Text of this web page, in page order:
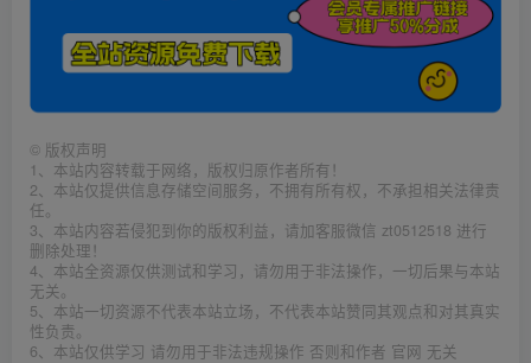
© 版权声明
1、本站内容转载于网络，版权归原作者所有！
2、本站仅提供信息存储空间服务，不拥有所有权，不承担相关法律责
任。
3、本站内容若侵犯到你的版权利益，请加客服微信 zt0512518 进行
删除处理！
4、本站全资源仅供测试和学习，请勿用于非法操作，一切后果与本站
无关。
5、本站一切资源不代表本站立场，不代表本站赞同其观点和对其真实
性负责。
6、本站仅供学习 请勿用于非法违规操作 否则和作者 官网 无关